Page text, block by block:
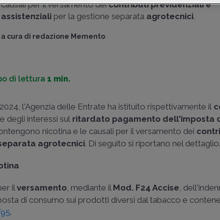
causali per il versamento deicontributi previdenziali e
assistenziali per la gestione separata agrotecnici.
a cura di redazione Memento
di lettura1 min.
l'Agenzia delle Entrate ha istituito rispettivamente il
degli interessi sul ritardato pagamento dell'imposta
nicotina e le causali per il versamento dei
agrotecnici. Di seguito si riportano nel
ilversamento, mediante il Mod. F24 Accise,
di consumo sui prodotti diversi dal tabacco e
.